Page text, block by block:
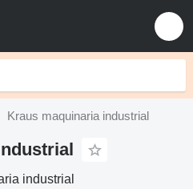
Kraus maquinaria industrial
industrial